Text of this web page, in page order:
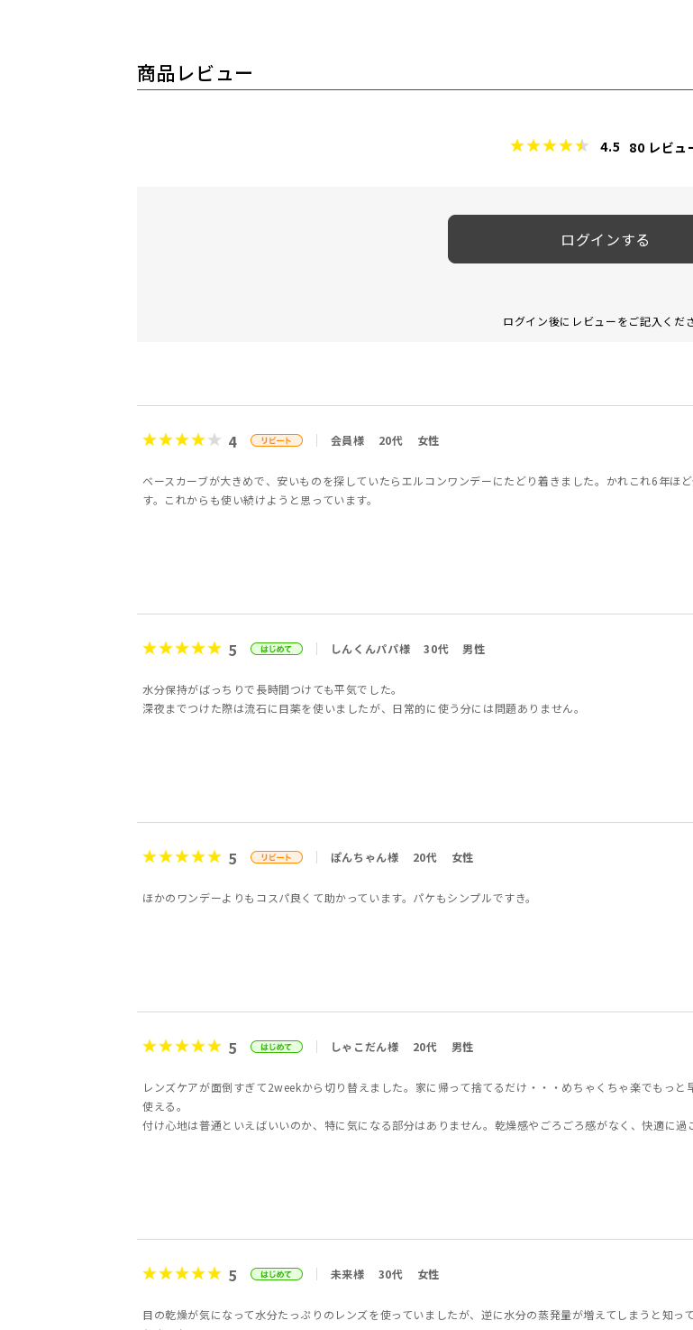
商品レビュー
4.5 80 レビュ
ログインする
ログイン後にレビューをご記入くだ
4 会員様 20代 女性
ベースカーブが大きめで、安いものを探していたらエルコンワンデーにたどり着きました。かれこれ6年ほ
す。これからも使い続けようと思っています。
5 しんくんパパ様 30代 男性
水分保持がばっちりで長時間つけても平気でした。
深夜までつけた際は流石に目薬を使いましたが、日常的に使う分には問題ありません。
5 ぽんちゃん様 20代 女性
ほかのワンデーよりもコスパ良くて助かっています。パケもシンプルですき。
5 しゃこだん様 20代 男性
レンズケアが面倒すぎて2weekから切り替えました。家に帰って捨てるだけ・・・めちゃくちゃ楽でもっ
使える。
付け心地は普通といえばいいのか、特に気になる部分はありません。乾燥感やごろごろ感がなく、快適に過
5 未来様 30代 女性
目の乾燥が気になって水分たっぷりのレンズを使っていましたが、逆に水分の蒸発量が増えてしまうと知